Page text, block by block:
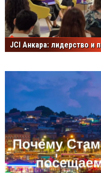
JCI Анкара: лидерство и